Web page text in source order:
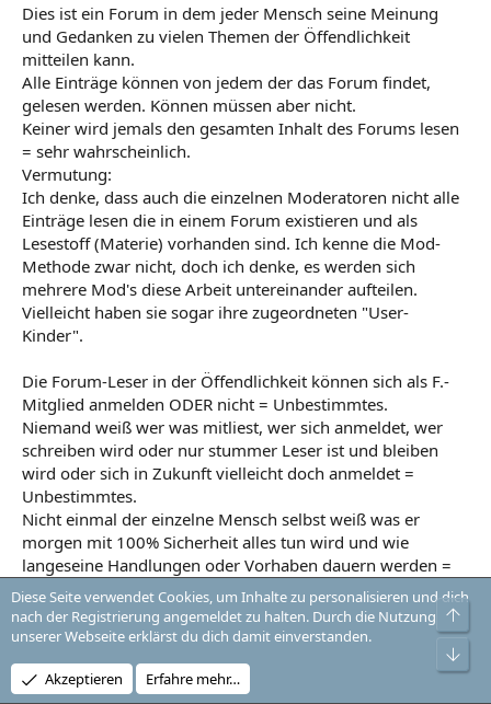
Dies ist ein Forum in dem jeder Mensch seine Meinung
und Gedanken zu vielen Themen der Öffendlichkeit
mitteilen kann.
Alle Einträge können von jedem der das Forum findet,
gelesen werden. Können müssen aber nicht.
Keiner wird jemals den gesamten Inhalt des Forums lesen
= sehr wahrscheinlich.
Vermutung:
Ich denke, dass auch die einzelnen Moderatoren nicht alle
Einträge lesen die in einem Forum existieren und als
Lesestoff (Materie) vorhanden sind. Ich kenne die Mod-
Methode zwar nicht, doch ich denke, es werden sich
mehrere Mod's diese Arbeit untereinander aufteilen.
Vielleicht haben sie sogar ihre zugeordneten "User-
Kinder".
Die Forum-Leser in der Öffendlichkeit können sich als F.-
Mitglied anmelden ODER nicht = Unbestimmtes.
Niemand weiß wer was mitliest, wer sich anmeldet, wer
schreiben wird oder nur stummer Leser ist und bleiben
wird oder sich in Zukunft vielleicht doch anmeldet =
Unbestimmtes.
Nicht einmal der einzelne Mensch selbst weiß was er
morgen mit 100% Sicherheit alles tun wird und wie
langeseine Handlungen oder Vorhaben dauern werden =
Zeit ist relativ und Aktivitäten auch. Je nach Bedarf und
anfallende Arbeiten, Dringlichkeiten oder plötzliche
Mehrarbeit weil etwas Unvorhersehbares geschehen ist,
können der Zeitverbrauch und die notwendig gewordenen
Arbeitshandgriffe nicht vorher gesehen werden.
Diese Seite verwendet Cookies, um Inhalte zu personalisieren und dich
nach der Registrierung angemeldet zu halten. Durch die Nutzung
unserer Webseite erklärst du dich damit einverstanden.
Akzeptieren Erfahre mehr…